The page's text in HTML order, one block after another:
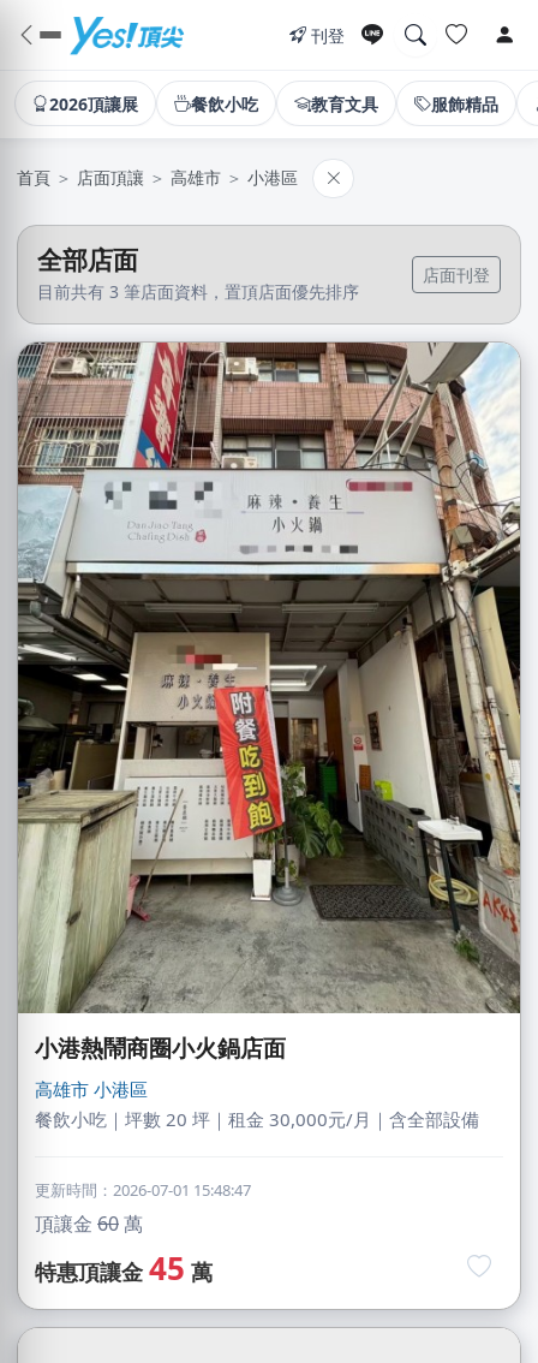
刊登
2026頂讓展 餐飲小吃 教育文具 服飾精品
首頁 ＞ 店面頂讓 ＞ 高雄市 ＞ 小港區
全部店面
目前共有 3 筆店面資料，置頂店面優先排序
店面刊登
小港熱鬧商圈小火鍋店面
高雄市 小港區
餐飲小吃｜坪數 20 坪｜租金 30,000元/月｜含全部設備
更新時間：2026-07-01 15:48:47
頂讓金 60萬
特惠頂讓金 45 萬